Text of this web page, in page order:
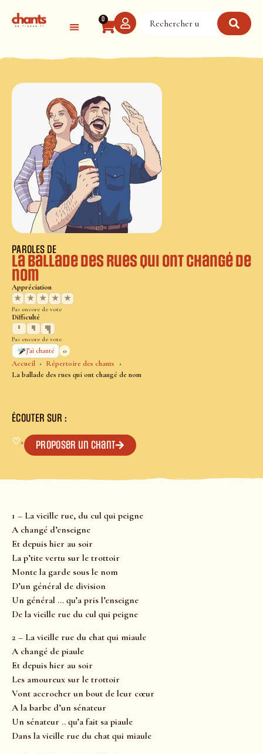
0
Accueil
Répertoire des chants
La ballade des rues qui ont changé de nom
PAROLES DE
La ballade des rues qui ont changé de
nom
Appréciation
★
★ ★ ★ ★
Pas encore de vote
Difficulté
Pas encore de vote
J’ai chanté
0
ÉCOUTER SUR :
♡+ Proposer un chant
1 – La vieille rue, du cul qui peigne
A changé d’enseigne
Et depuis hier au soir
La p’tite vertu sur le trottoir
Monte la garde sous le nom
D’un général de division
Un général … qu’a pris l’enseigne
De la vieille rue du cul qui peigne
2 – La vieille rue du chat qui miaule
A changé de piaule
Et depuis hier au soir
Les amoureux sur le trottoir
Vont accrocher un bout de leur cœur
A la barbe d’un sénateur
Un sénateur .. qu’a fait sa piaule
Dans la vieille rue du chat qui miaule